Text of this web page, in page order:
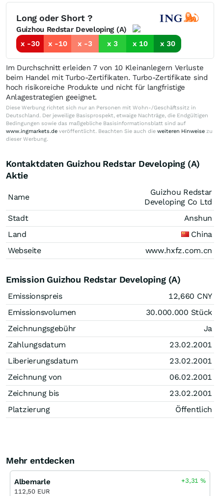
Long oder Short ?
Guizhou Redstar Developing (A)
x -30
x -10 x -3 x 3 x 10 x 30
Im Durchschnitt erleiden 7 von 10 Kleinanlegern Verluste
beim Handel mit Turbo-Zertifikaten. Turbo-Zertifikate sind
hoch risikoreiche Produkte und nicht für langfristige
Anlagestrategien geeignet.
Diese Werbung richtet sich nur an Personen mit Wohn-/Geschäftssitz in
Deutschland. Der jeweilige Basisprospekt, etwaige Nachträge, die Endgültigen
Bedingungen sowie das maßgebliche Basisinformationsblatt sind auf
www.ingmarkets.de veröffentlicht. Beachten Sie auch die weiteren Hinweise zu
dieser Werbung.
Kontaktdaten Guizhou Redstar Developing (A)
Aktie
Name
Guizhou Redstar
Developing Co Ltd
Stadt
Anshun
Land
China
Webseite
www.hxfz.com.cn
Emission Guizhou Redstar Developing (A)
Emissionspreis 12,660 CNY
Emissionsvolumen
30.000.000 Stück
Zeichnungsgebühr
Ja
Zahlungsdatum
23.02.2001
Liberierungsdatum
23.02.2001
Zeichnung von
06.02.2001
Zeichnung bis
23.02.2001
Platzierung
Öffentlich
Mehr entdecken
Albemarle
112,50 EUR
+3,31%